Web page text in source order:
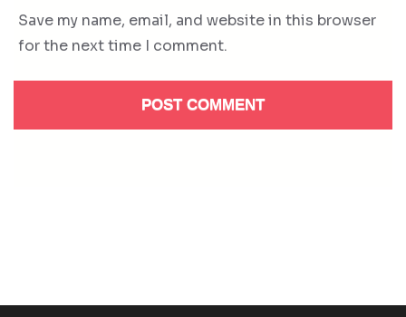
Save my name, email, and website in this browser
for the next time I comment.